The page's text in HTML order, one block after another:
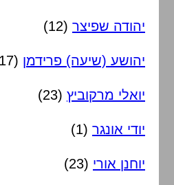
יהודה שפיצר (12)
יהושע (שיעה) פרידמן (17)
יואלי מרקוביץ (23)
יודי אונגר (1)
יוחנן אורי (23)